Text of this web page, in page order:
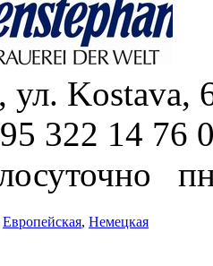
ул. Kostava,
322 14 76
Европейская, Немецкая